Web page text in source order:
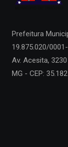
Prefeitura
19.875.020/
Av. Acesita,
MG - CEP: